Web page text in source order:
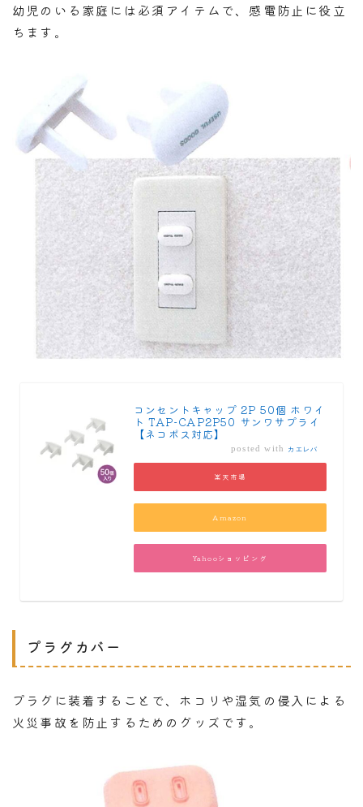
幼児のいる家庭には必須アイテムで、感電防止に役立
ちます。
コンセントキャップ 2P 50個 ホワイ
ト TAP-CAP2P50 サンワサプライ
【ネコポス対応】
posted with カエレバ
楽天市場
Amazon
Yahooショッピング
プラグカバー
プラグに装着することで、ホコリや湿気の侵入による
火災事故を防止するためのグッズです。